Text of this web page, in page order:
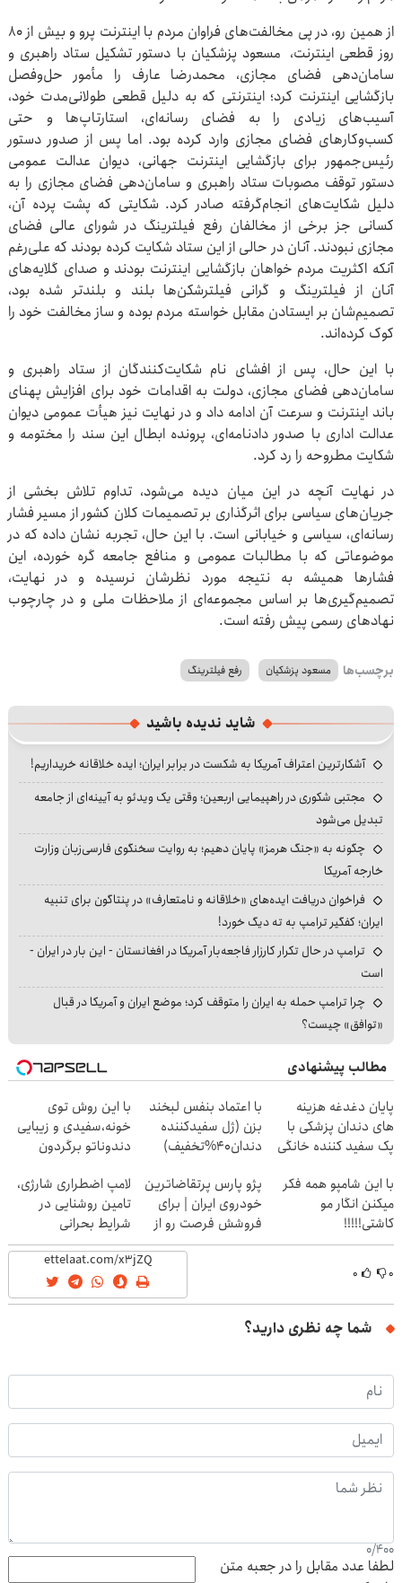
از همین رو، در پی مخالفت‌های فراوان مردم با اینترنت پرو و بیش از ۸۰
روز قطعی اینترنت، مسعود پزشکیان با دستور تشکیل ستاد راهبری و
سامان‌دهی فضای مجازی، محمدرضا عارف را مأمور حل‌وفصل
بازگشایی اینترنت کرد؛ اینترنتی که به دلیل قطعی طولانی‌مدت خود،
آسیب‌های زیادی را به فضای رسانه‌ای، استارتاپ‌ها و حتی
کسب‌وکارهای فضای مجازی وارد کرده بود. اما پس از صدور دستور
رئیس‌جمهور برای بازگشایی اینترنت جهانی، دیوان عدالت عمومی
دستور توقف مصوبات ستاد راهبری و سامان‌دهی فضای مجازی را به
دلیل شکایت‌های انجام‌گرفته صادر کرد. شکایتی که پشت پرده آن،
کسانی جز برخی از مخالفان رفع فیلترینگ در شورای عالی فضای
مجازی نبودند. آنان در حالی از این ستاد شکایت کرده بودند که علی‌رغم
آنکه اکثریت مردم خواهان بازگشایی اینترنت بودند و صدای گلایه‌های
آنان از فیلترینگ و گرانی فیلترشکن‌ها بلند و بلندتر شده بود،
تصمیم‌شان بر ایستادن مقابل خواسته مردم بوده و ساز مخالفت خود را
کوک کرده‌اند.
با این حال، پس از افشای نام شکایت‌کنندگان از ستاد راهبری و
سامان‌دهی فضای مجازی، دولت به اقدامات خود برای افزایش پهنای
باند اینترنت و سرعت آن ادامه داد و در نهایت نیز هیأت عمومی دیوان
عدالت اداری با صدور دادنامه‌ای، پرونده ابطال این سند را مختومه و
شکایت مطروحه را رد کرد.
در نهایت آنچه در این میان دیده می‌شود، تداوم تلاش بخشی از
جریان‌های سیاسی برای اثرگذاری بر تصمیمات کلان کشور از مسیر فشار
رسانه‌ای، سیاسی و خیابانی است. با این حال، تجربه نشان داده که در
موضوعاتی که با مطالبات عمومی و منافع جامعه گره خورده، این
فشارها همیشه به نتیجه مورد نظرشان نرسیده و در نهایت،
تصمیم‌گیری‌ها بر اساس مجموعه‌ای از ملاحظات ملی و در چارچوب
نهادهای رسمی پیش رفته است.
برچسب‌ها مسعود پزشکیان رفع فیلترینگ
شاید ندیده باشید
آشکارترین اعتراف آمریکا به شکست در برابر ایران؛ ایده خلاقانه خریداریم!
مجتبی شکوری در راهپیمایی اربعین؛ وقتی یک ویدئو به آیینه‌ای از جامعه
تبدیل می‌شود
چگونه به «جنگ هرمز» پایان دهیم؛ به روایت سخنگوی فارسی‌زبان وزارت
خارجه آمریکا
فراخوان دریافت ایده‌های «خلاقانه و نامتعارف» در پنتاگون برای تنبیه
ایران؛ کفگیر ترامپ به ته دیگ خورد!
ترامپ در حال تکرار کارزار فاجعه‌بار آمریکا در افغانستان - این بار در ایران -
است
چرا ترامپ حمله به ایران را متوقف کرد؛ موضع ایران و آمریکا در قبال
«توافق» چیست؟
مطالب پیشنهادی
پایان دغدغه هزینه
های دندان پزشکی با
پک سفید کننده خانگی
با اعتماد بنفس لبخند
بزن (ژل سفیدکننده
دندان40%تخفیف)
با این روش توی
خونه،سفیدی و زیبایی
دندوناتو برگردون
با این شامپو همه فکر
میکنن انگار مو
کاشتی!!!!!
پژو پارس پرتقاضاترین
خودروی ایران | برای
فروشش فرصت رو از
دست نده!
لامپ اضطراری شارژی،
تامین روشنایی در
شرایط بحرانی
۰ ۰
شما چه نظری دارید؟
0/400
لطفا عدد مقابل را در جعبه متن